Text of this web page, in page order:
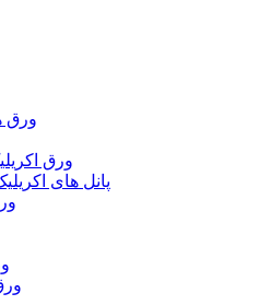
ورق
ورق
پانل های